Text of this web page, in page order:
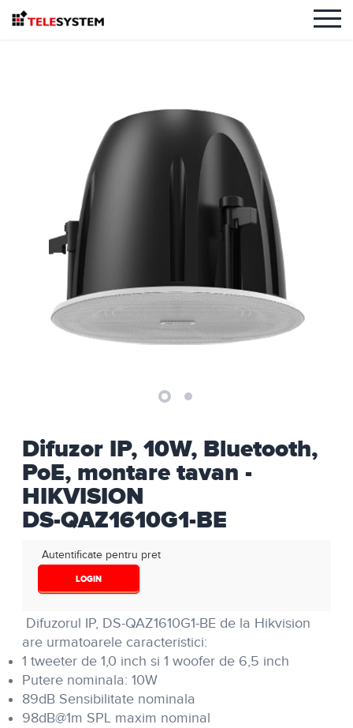
Difuzor IP, 10W, Bluetooth,
PoE, montare tavan -
HIKVISION
DS-QAZ1610G1-BE
Autentificate pentru pret
LOGIN
Difuzorul IP, DS-QAZ1610G1-BE de la Hikvision
are urmatoarele caracteristici:
1 tweeter de 1,0 inch si 1 woofer de 6,5 inch
Putere nominala: 10W
89dB Sensibilitate nominala
98dB@1m SPL maxim nominal